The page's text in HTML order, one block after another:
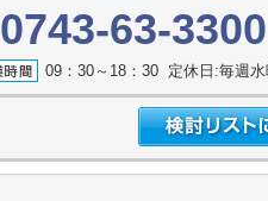
0743-63-3300
09：30～18：30 定休日:毎週